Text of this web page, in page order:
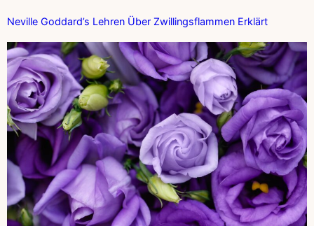
Neville Goddard’s Lehren Über Zwillingsflammen Erklärt